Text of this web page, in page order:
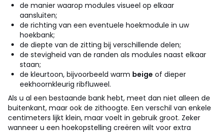
de manier waarop modules visueel op elkaar
aansluiten;
de richting van een eventuele hoekmodule in uw
hoekbank;
de diepte van de zitting bij verschillende delen;
de stevigheid van de randen als modules naast elkaar
staan;
de kleurtoon, bijvoorbeeld warm beige of dieper
eekhoornkleurig ribfluweel.
Als u al een bestaande bank hebt, meet dan niet alleen de
buitenkant, maar ook de zithoogte. Een verschil van enkele
centimeters lijkt klein, maar voelt in gebruik groot. Zeker
wanneer u een hoekopstelling creëren wilt voor extra